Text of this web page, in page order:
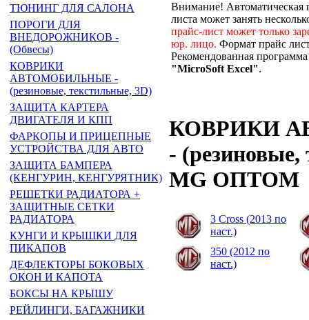
ТЮНИНГ ДЛЯ САЛОНА
ПОРОГИ ДЛЯ
ВНЕДОРОЖНИКОВ -
(Обвесы)
КОВРИКИ
АВТОМОБИЛЬНЫЕ -
(резиновые, текстильные, 3D)
ЗАЩИТА КАРТЕРА
ДВИГАТЕЛЯ И КПП
ФАРКОПЫ И ПРИЦЕПНЫЕ
УСТРОЙСТВА ДЛЯ АВТО
ЗАЩИТА БАМПЕРА
(КЕНГУРИН, КЕНГУРЯТНИК)
РЕШЕТКИ РАДИАТОРА +
ЗАЩИТНЫЕ СЕТКИ
РАДИАТОРА
КУНГИ И КРЫШКИ ДЛЯ
ПИКАПОВ
ДЕФЛЕКТОРЫ БОКОВЫХ
ОКОН И КАПОТА
БОКСЫ НА КРЫШУ
РЕЙЛИНГИ, БАГАЖНИКИ
Внимание! Автоматическая
листа может занять
прайс-лист может только
юр. лицо. Формат прайс
Рекомендованная
"MicroSoft Excel".
КОВРИКИ
- (резиновые,
MG ОПТОМ
3 Cross (2013 по
наст.)
350 (2012 по
наст.)